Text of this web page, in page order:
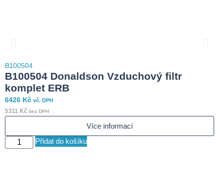
B100504
B100504 Donaldson Vzduchový filtr
komplet ERB
6426 Kč vč. DPH
5311 Kč bez DPH
Více informací
Přidat do košíku